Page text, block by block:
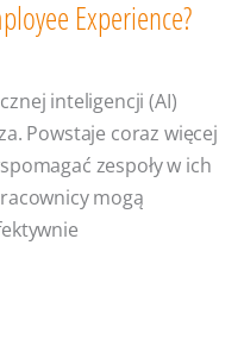
Experience?
inteligencji (AI)
Powstaje coraz więcej
zespoły w ich
mogą